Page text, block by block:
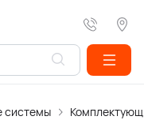
системы